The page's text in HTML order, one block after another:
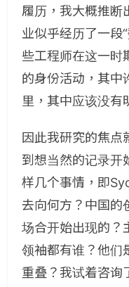
履历，我大概推断
业似乎经历了一段
些工程师在这一时
的身份活动，其中
里，其中应该没有
因此我研究的焦
到想当然的记录开
样几个事情，即
去向何方？中国的
场合开始出现的？
领袖都有谁？他们
重叠？我试着咨询